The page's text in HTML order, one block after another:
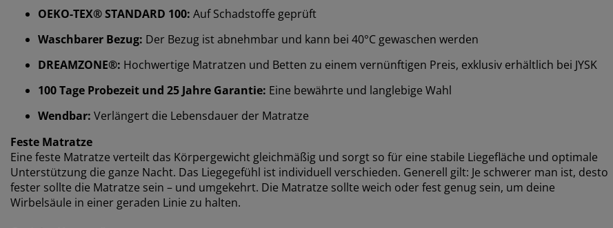
OEKO-TEX® STANDARD 100: Auf Schadstoffe geprüft
Waschbarer Bezug: Der Bezug ist abnehmbar und kann bei 40°C gewaschen werden
DREAMZONE®: Hochwertige Matratzen und Betten zu einem vernünftigen Preis, exklusiv erhältlich bei JYSK
100 Tage Probezeit und 25 Jahre Garantie: Eine bewährte und langlebige Wahl
Wendbar: Verlängert die Lebensdauer der Matratze
Feste Matratze
Eine feste Matratze verteilt das Körpergewicht gleichmäßig und sorgt so für eine stabile Liegefläche und optimale
Unterstützung die ganze Nacht. Das Liegegefühl ist individuell verschieden. Generell gilt: Je schwerer man ist, desto
fester sollte die Matratze sein – und umgekehrt. Die Matratze sollte weich oder fest genug sein, um deine
Wirbelsäule in einer geraden Linie zu halten.